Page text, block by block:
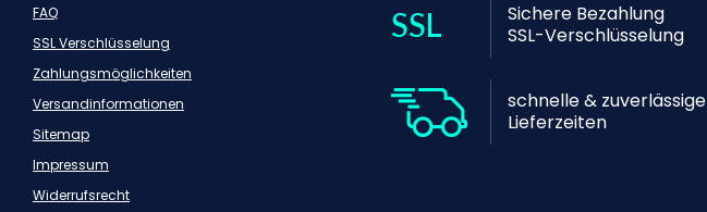
FAQ
SSL Verschlüsselung
Zahlungsmöglichkeiten
Versandinformationen
Sitemap
Impressum
Widerrufsrecht
Sichere Bezahlung
SSL-Verschlüsselung
schnelle & zuverlässige
Lieferzeiten